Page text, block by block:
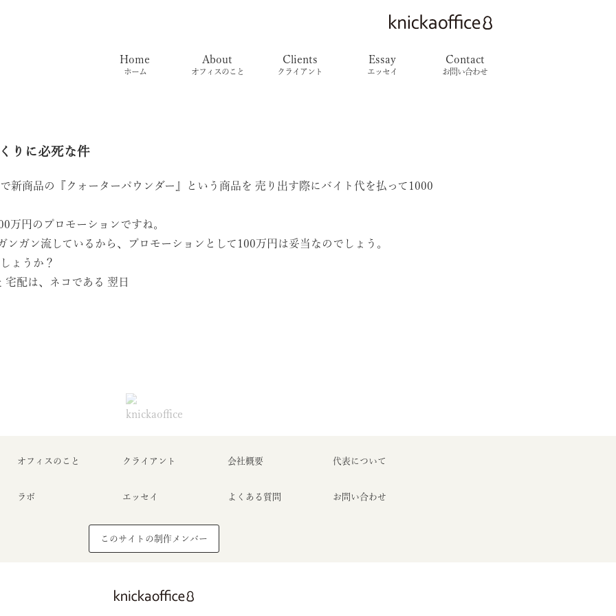
Home
ホーム
About
オフィスのこと
Clients
クライアント
Essay
エッセイ
Contact
お問い合わせ
りに必死な件
新商品の『クォーターパウンダー』という商品を 売り出す際にバイト代を払って1000
万円のプロモーションですね。
ンガン流しているから、プロモーションとして100万円は妥当なのでしょう。
ょうか？
宅配は、ネコである 翌日
オフィスのこと クライアント 会社概要 代表について
ラボ エッセイ よくある質問 お問い合わせ
このサイトの制作メンバー